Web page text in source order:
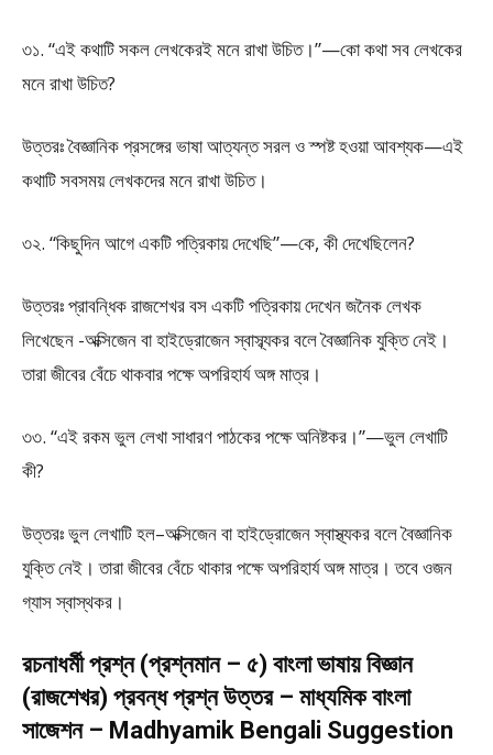
৩১. “এই কথাটি সকল লেখকেরই মনে রাখা উচিত।”—কো কথা সব লেখকের
মনে রাখা উচিত?
উত্তরঃ বৈজ্ঞানিক প্রসঙ্গের ভাষা আত্যন্ত সরল ও স্পষ্ট হওয়া আবশ্যক—এই
কথাটি সবসময় লেখকদের মনে রাখা উচিত।
৩২. “কিছুদিন আগে একটি পত্রিকায় দেখেছি”—কে, কী দেখেছিলেন?
উত্তরঃ প্রাবন্ধিক রাজশেখর বস একটি পত্রিকায় দেখেন জনৈক লেখক
লিখেছেন -অক্সিজেন বা হাইড্রোজেন স্বাস্ব্যকর বলে বৈজ্ঞানিক যুক্তি নেই।
তারা জীবের বেঁচে থাকবার পক্ষে অপরিহার্য অঙ্গ মাত্র।
৩৩. “এই রকম ভুল লেখা সাধারণ পাঠকের পক্ষে অনিষ্টকর।”—ভুল লেখাটি
কী?
উত্তরঃ ভুল লেখাটি হল–অক্সিজেন বা হাইড্রোজেন স্বাস্থ্যকর বলে বৈজ্ঞানিক
যুক্তি নেই। তারা জীবের বেঁচে থাকার পক্ষে অপরিহার্য অঙ্গ মাত্র। তবে ওজন
গ্যাস স্বাস্থকর।
রচনাধর্মী প্রশ্ন (প্রশ্নমান – ৫) বাংলা ভাষায় বিজ্ঞান
(রাজশেখর) প্রবন্ধ প্রশ্ন উত্তর – মাধ্যমিক বাংলা
সাজেশন – Madhyamik Bengali Suggestion